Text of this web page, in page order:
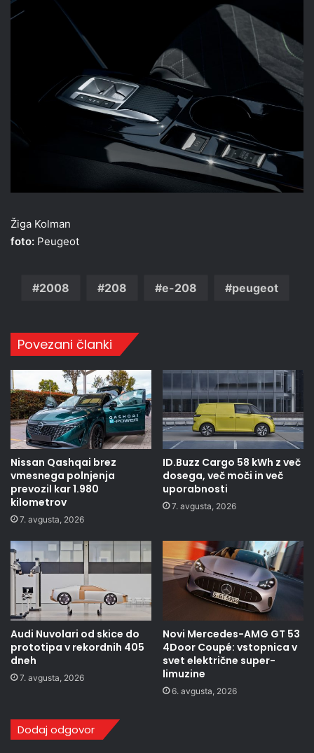
Žiga Kolman
foto: Peugeot
2008 208 e-208 peugeot
Povezani članki
Nissan Qashqai brez
vmesnega polnjenja
prevozil kar 1.980
kilometrov
7. avgusta, 2026
ID.Buzz Cargo 58 kWh z več
dosega, več moči in več
uporabnosti
7. avgusta, 2026
Audi Nuvolari od skice do
prototipa v rekordnih 405
dneh
7. avgusta, 2026
Novi Mercedes-AMG GT 53
4Door Coupé: vstopnica v
svet električne super-
limuzine
6. avgusta, 2026
Dodaj odgovor